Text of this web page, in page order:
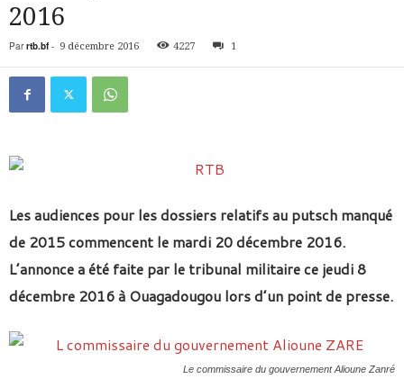
2016
Par rtb.bf- 9 décembre 2016 4227 1
Les audiences pour les dossiers relatifs au putsch manqué
de 2015 commencent le mardi 20 décembre 2016.
L’annonce a été faite par le tribunal militaire ce jeudi 8
décembre 2016 à Ouagadougou lors d’un point de presse.
Le commissaire du gouvernement Alioune Zanré